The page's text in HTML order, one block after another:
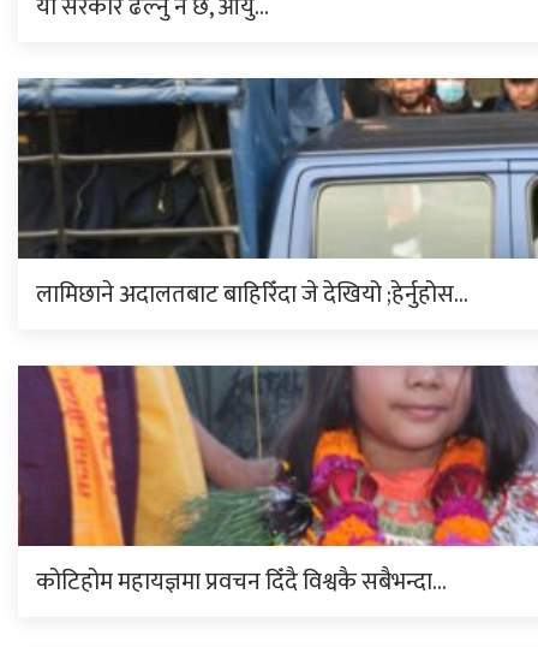
लामिछाने अदालतबाट बाहिरिँदा जे देखियो ;हेर्नुहोस…
कोटिहोम महायज्ञमा प्रवचन दिँदै विश्वकै सबैभन्दा…